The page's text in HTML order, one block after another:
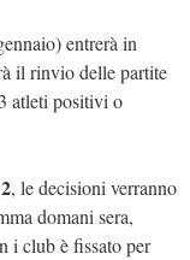
entrerà in
il rinvio delle partite
atleti positivi o
, le decisioni verranno
domani sera,
i club è fissato per